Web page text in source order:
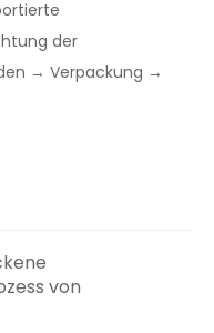
der
→ Verpackung →
von